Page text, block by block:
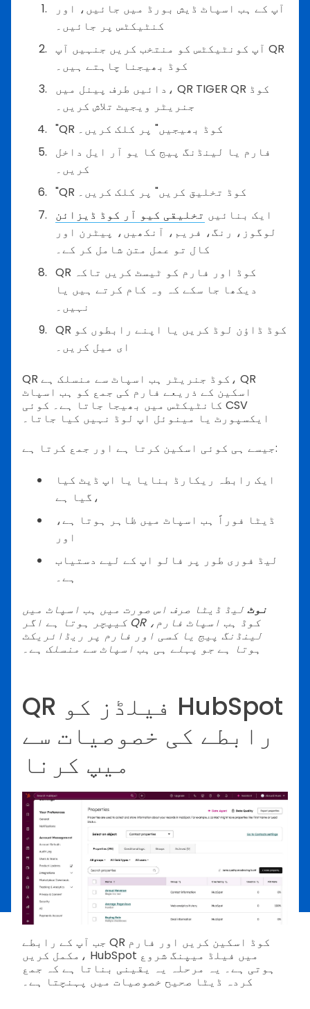
آپ کے ہب اسپاٹ ڈیش بورڈ میں جائیں، اور
کنٹیکٹس پر جائیں۔
آپ کونٹیکٹس کو منتخب کریں جنہیں آپ QR
کوڈ بھیجنا چاہتے ہیں۔
دائیں طرف پینل میں، QR TIGER QR کوڈ
جنریٹر ویجیٹ تلاش کریں۔
"QR کوڈ بھیجیں" پر کلک کریں۔
فارم یا لینڈنگ پیج کا یو آر ایل داخل
کریں۔
"QR کوڈ تخلیق کریں" پر کلک کریں۔
ایک بنائیں تخلیقی کیو آر کوڈ ڈیزائن
لوگوز، رنگ، فریم، آنکھیں، پیٹرن اور
کال تو عمل متن شامل کر کے۔
QR کوڈ اور فارم کو ٹیسٹ کریں تاکہ
دیکھا جا سکے کہ وہ کام کرتے ہیں یا
نہیں۔
QR کوڈ ڈاؤن لوڈ کریں یا اپنے رابطوں کو
ای میل کریں۔
QR کوڈ جنریٹر ہب اسپاٹ سے منسلک ہے، QR
اسکین کے ذریعے فارم کی جمع کو ہب اسپاٹ
کانٹیکٹس میں بھیجا جاتا ہے۔ کوئی CSV
ایکسپورٹ یا مینوئل اپ لوڈ نہیں کیا جاتا۔
جیسے ہی کوئی اسکین کرتا ہے اور جمع کرتا ہے:
ایک رابطہ ریکارڈ بنایا یا اپ ڈیٹ کیا
گیا ہے،
ڈیٹا فوراً ہب اسپاٹ میں ظاہر ہوتا ہے،
اور
لیڈ فوری طور پر فالو اپ کے لیے دستیاب
ہے۔
نوٹلیڈ ڈیٹا صرف اس صورت میں ہب اسپاٹ میں
کیپچر ہوتا ہے اگر QR کوڈ ہب اسپاٹ فارم،
لینڈنگ پیج یا کسی اور فارم پر ریڈائریکٹ
ہوتا ہے جو پہلے ہی ہب اسپاٹ سے منسلک ہے۔
QR فیلڈز کو HubSpot
رابطے کی خصوصیات سے
میپ کرنا
جب آپ کے رابطے QR کوڈ اسکین کریں اور فارم
مکمل کریں، HubSpot میں فیلڈ میپنگ شروع
ہوتی ہے۔ یہ مرحلہ یہ یقینی بناتا ہے کہ جمع
کردہ ڈیٹا صحیح خصوصیات میں پہنچتا ہے۔